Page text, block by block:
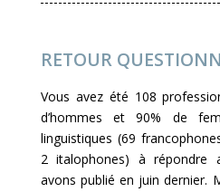
RETOUR
Vous avez été 108
d’hommes et 90% de
linguistiques (69
2 italophones) à répondre
avons publié en juin dernier.